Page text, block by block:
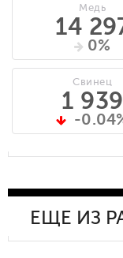
Медь
14
0%
Свинец
1 939
-
ЕЩЕ ИЗ